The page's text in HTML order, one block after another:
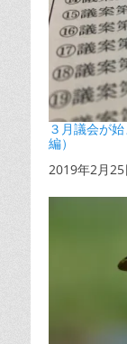
３月議会が
編）
日付
2019年2月25